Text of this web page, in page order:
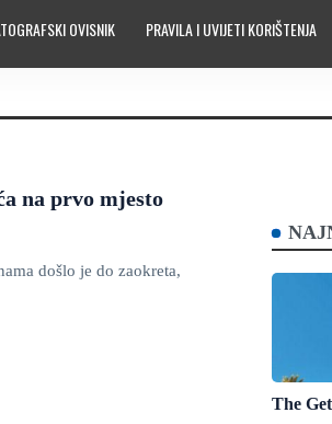
OVISNIK PRAVILA I UVIJETI KORIŠTENJA
na prvo mjesto
došlo je do zaokreta,
The